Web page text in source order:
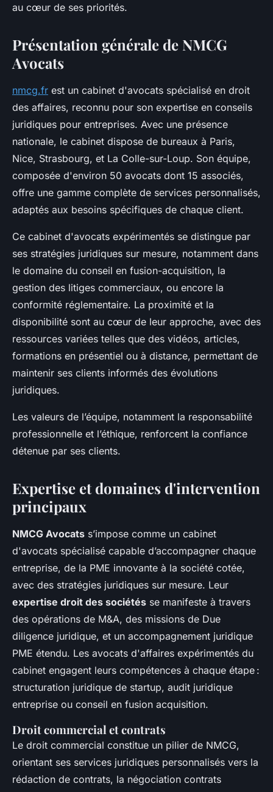
au cœur de ses priorités.
Présentation générale de NMCG
Avocats
nmcg.fr est un cabinet d'avocats spécialisé en droit
des affaires, reconnu pour son expertise en conseils
juridiques pour entreprises. Avec une présence
nationale, le cabinet dispose de bureaux à Paris,
Nice, Strasbourg, et La Colle-sur-Loup. Son équipe,
composée d'environ 50 avocats dont 15 associés,
offre une gamme complète de services personnalisés,
adaptés aux besoins spécifiques de chaque client.
Ce cabinet d'avocats expérimentés se distingue par
ses stratégies juridiques sur mesure, notamment dans
le domaine du conseil en fusion-acquisition, la
gestion des litiges commerciaux, ou encore la
conformité réglementaire. La proximité et la
disponibilité sont au cœur de leur approche, avec des
ressources variées telles que des vidéos, articles,
formations en présentiel ou à distance, permettant de
maintenir ses clients informés des évolutions
juridiques.
Les valeurs de l’équipe, notamment la responsabilité
professionnelle et l’éthique, renforcent la confiance
détenue par ses clients.
Expertise et domaines d'intervention
principaux
NMCG Avocats s’impose comme un cabinet
d'avocats spécialisé capable d’accompagner chaque
entreprise, de la PME innovante à la société cotée,
avec des stratégies juridiques sur mesure. Leur
expertise droit des sociétés se manifeste à travers
des opérations de M&A, des missions de Due
diligence juridique, et un accompagnement juridique
PME étendu. Les avocats d'affaires expérimentés du
cabinet engagent leurs compétences à chaque étape :
structuration juridique de startup, audit juridique
entreprise ou conseil en fusion acquisition.
Droit commercial et contrats
Le droit commercial constitue un pilier de NMCG,
orientant ses services juridiques personnalisés vers la
rédaction de contrats, la négociation contrats